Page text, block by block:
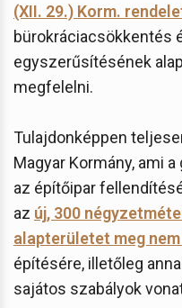
(XII. 29.) Korm.
bürokráciacsökkentés
egyszerűsítésének
megfelelni.
Tulajdonképpen
Magyar Kormány, ami
az építőipar
az új, 300
alapterületet meg
építésére, illetőleg
sajátos szabályok